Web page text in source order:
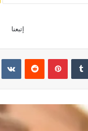
إتبعنا
بينتيريست